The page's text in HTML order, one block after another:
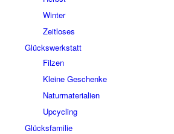
Winter
Zeitloses
Glückswerkstatt
Filzen
Kleine Geschenke
Naturmaterialien
Upcycling
Glücksfamilie